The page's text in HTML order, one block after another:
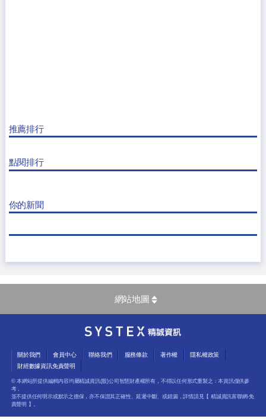
推薦排行
點閱排行
你的新聞
網站地圖
關於我們 會員中心 聯絡我們 服務條款 著作權
隱私權政策
財經數據資訊免責聲明
© 本網站所提供編輯內容均屬精誠資訊(股)公司智慧財產權所有，不得以任何形式重製之﹔本資訊僅供參
考，
並不提供任何明示或默示之擔保，亦不保證其正確性、延遲中斷、或錯漏，詳情請見【 精誠資訊富聯網-免
責聲明 】。